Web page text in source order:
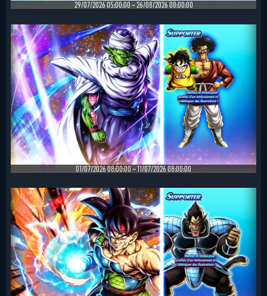
29/07/2026 05:00:00 ~ 26/08/2026 08:00:00
01/07/2026 08:00:00 ~ 11/07/2026 08:00:00